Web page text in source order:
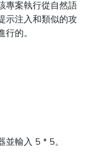
專案執行從自然語
示注入和類似的攻
的。
輸入 5 * 5。